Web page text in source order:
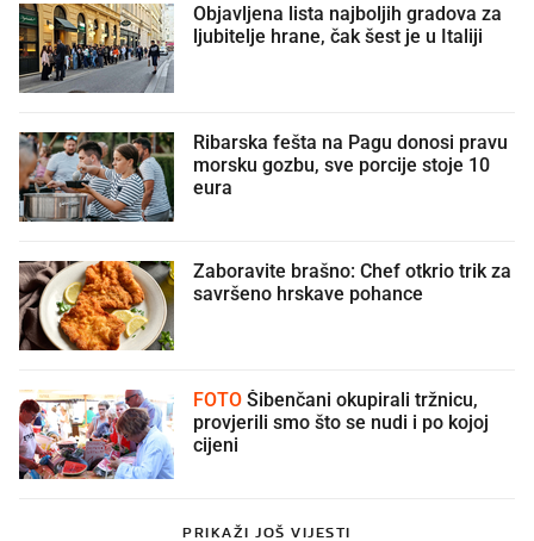
Objavljena lista najboljih gradova za
ljubitelje hrane, čak šest je u Italiji
Ribarska fešta na Pagu donosi pravu
morsku gozbu, sve porcije stoje 10
eura
Zaboravite brašno: Chef otkrio trik za
savršeno hrskave pohance
FOTO
provjerili smo što se nudi i po kojoj
cijeni
PRIKAŽI JOŠ VIJESTI